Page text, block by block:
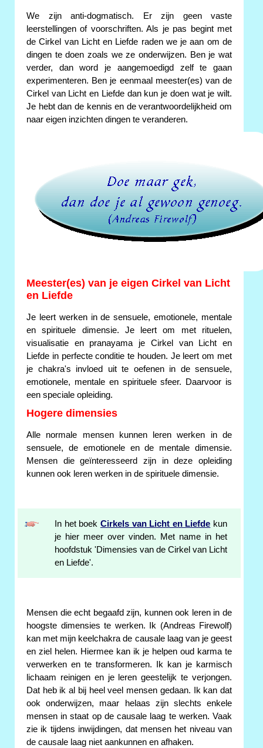
We zijn anti-dogmatisch. Er zijn geen vaste
leerstellingen of voorschriften. Als je pas begint met
de Cirkel van Licht en Liefde raden we je aan om de
dingen te doen zoals we ze onderwijzen. Ben je wat
verder, dan word je aangemoedigd zelf te gaan
experimenteren. Ben je eenmaal meester(es) van de
Cirkel van Licht en Liefde dan kun je doen wat je wilt.
Je hebt dan de kennis en de verantwoordelijkheid om
naar eigen inzichten dingen te veranderen.
Meester(es) van je eigen Cirkel van Licht
en Liefde
Je leert werken in de sensuele, emotionele, mentale
en spirituele dimensie. Je leert om met rituelen,
visualisatie en pranayama je Cirkel van Licht en
Liefde in perfecte conditie te houden. Je leert om met
je chakra's invloed uit te oefenen in de sensuele,
emotionele, mentale en spirituele sfeer. Daarvoor is
een speciale opleiding.
Hogere dimensies
Alle normale mensen kunnen leren werken in de
sensuele, de emotionele en de mentale dimensie.
Mensen die geïnteresseerd zijn in deze opleiding
kunnen ook leren werken in de spirituele dimensie.
In het boek Cirkels van Licht en Liefde kun
je hier meer over vinden. Met name in het
hoofdstuk 'Dimensies van de Cirkel van Licht
en Liefde'.
Mensen die echt begaafd zijn, kunnen ook leren in de
hoogste dimensies te werken. Ik (Andreas Firewolf)
kan met mijn keelchakra de causale laag van je geest
en ziel helen. Hiermee kan ik je helpen oud karma te
verwerken en te transformeren. Ik kan je karmisch
lichaam reinigen en je leren geestelijk te verjongen.
Dat heb ik al bij heel veel mensen gedaan. Ik kan dat
ook onderwijzen, maar helaas zijn slechts enkele
mensen in staat op de causale laag te werken. Vaak
zie ik tijdens inwijdingen, dat mensen het niveau van
de causale laag niet aankunnen en afhaken.